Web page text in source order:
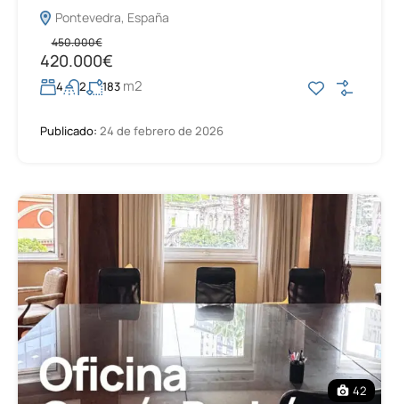
Pontevedra, España
420.000€
450.000€
4 2 183 m2
Publicado: 24 de febrero de 2026
42